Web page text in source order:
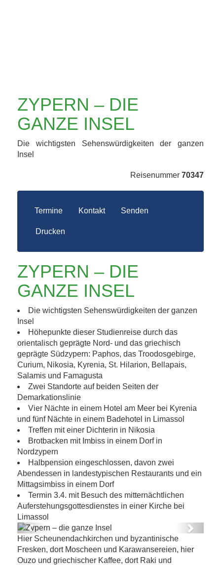
ZYPERN – DIE
GANZE INSEL
Die wichtigsten Sehenswürdigkeiten der ganzen
Insel
Reisenummer 70347
Termine Kontakt Senden
Drucken
ZYPERN – DIE
GANZE INSEL
Die wichtigsten Sehenswürdigkeiten der ganzen
Insel
Höhepunkte dieser Studienreise durch das
orientalisch geprägte Nord- und das griechisch
geprägte Südzypern: Paphos, das Troodosgebirge,
Curium, Nikosia, Kyrenia, St. Hilarion, Bellapais,
Salamis und Famagusta
Zwei Standorte auf beiden Seiten der
Demarkationslinie
Vier Nächte in einem Hotel am Meer bei Kyrenia
und fünf Nächte in einem Badehotel in Limassol
Treffen mit einer Dichterin in Nikosia
Brotbacken mit Imbiss in einem Dorf in
Nordzypern
Halbpension eingeschlossen, davon zwei
Abendessen in landestypischen Restaurants und ein
Mittagsimbiss in einem Dorf
Termin 3.4. mit Besuch des mitternächtlichen
Auferstehungsgottesdienstes in einer Kirche bei
Limassol
Zypern – die ganze Insel
Previous Next
Hier Scheunendachkirchen und byzantinische
Fresken, dort Moscheen und Karawansereien, hier
Ouzo und griechischer Kaffee, dort Raki und